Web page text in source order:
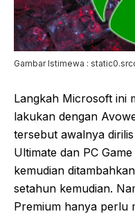
Gambar Istimewa :
Langkah Microsoft ini
lakukan dengan
tersebut awalnya
Ultimate dan PC
kemudian
setahun kemudian.
Premium hanya perlu